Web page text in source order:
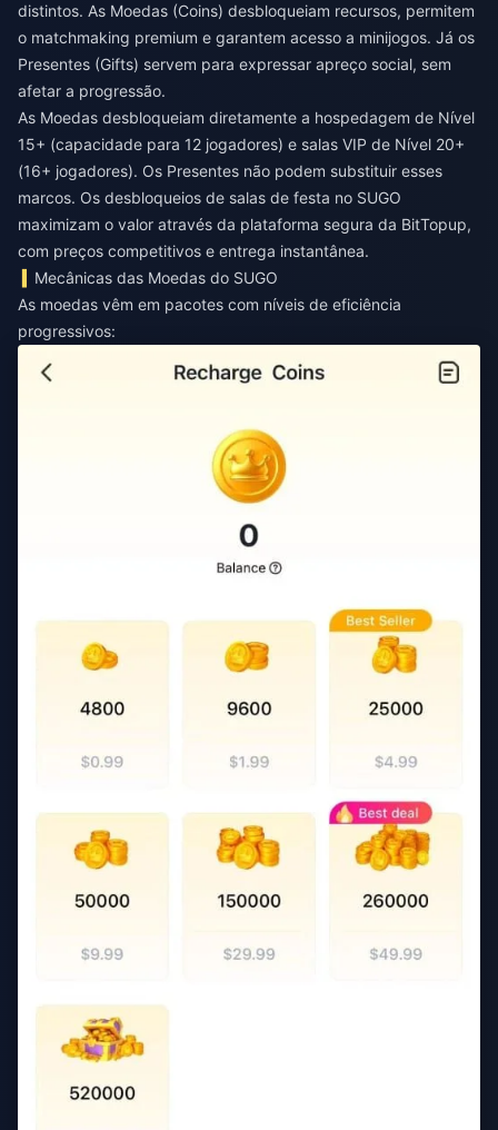
distintos. As Moedas (Coins) desbloqueiam recursos, permitem
o matchmaking premium e garantem acesso a minijogos. Já os
Presentes (Gifts) servem para expressar apreço social, sem
afetar a progressão.
As Moedas desbloqueiam diretamente a hospedagem de Nível
15+ (capacidade para 12 jogadores) e salas VIP de Nível 20+
(16+ jogadores). Os Presentes não podem substituir esses
marcos. Os desbloqueios de salas de festa no SUGO
maximizam o valor através da plataforma segura da BitTopup,
com preços competitivos e entrega instantânea.
Mecânicas das Moedas do SUGO
As moedas vêm em pacotes com níveis de eficiência
progressivos: